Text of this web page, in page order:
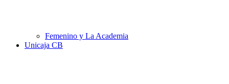
Femenino y La Academia
Unicaja CB